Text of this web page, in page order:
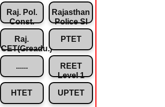
Raj. Pol.
Const.
Rajasthan
Police SI
Raj.
CET(Greadu.)
PTET
......
REET
Level 1
HTET UPTET